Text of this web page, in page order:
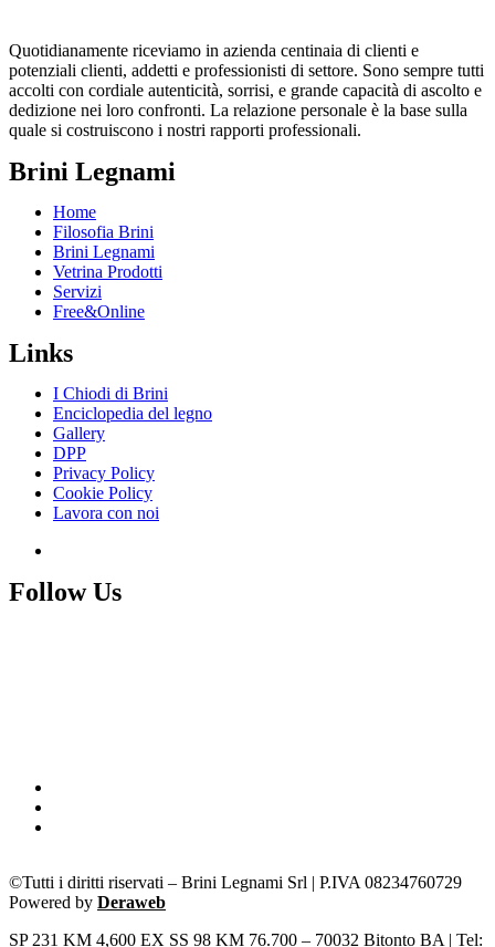
Quotidianamente riceviamo in azienda centinaia di clienti e
potenziali clienti, addetti e professionisti di settore. Sono sempre tutti
accolti con cordiale autenticità, sorrisi, e grande capacità di ascolto e
dedizione nei loro confronti. La relazione personale è la base sulla
quale si costruiscono i nostri rapporti professionali.
Brini Legnami
Home
Filosofia Brini
Brini Legnami
Vetrina Prodotti
Servizi
Free&Online
Links
I Chiodi di Brini
Enciclopedia del legno
Gallery
DPP
Privacy Policy
Cookie Policy
Lavora con noi
Follow Us
©Tutti i diritti riservati – Brini Legnami Srl | P.IVA 08234760729
Powered by Deraweb
SP 231 KM 4,600 EX SS 98 KM 76.700 – 70032 Bitonto BA | Tel: